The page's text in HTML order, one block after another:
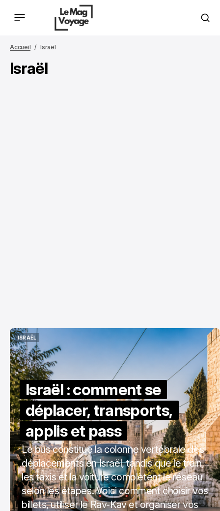
Accueil Israël
Israël
ISRAËL
ISRAËL
Israël : comment se
déplacer, transports,
applis et pass
Le bus constitue la colonne vertébrale des
déplacements en Israël, tandis que le train,
les taxis et la voiture complètent le réseau
selon les étapes. Voici comment choisir vos
billets, utiliser le Rav-Kav et organiser vos